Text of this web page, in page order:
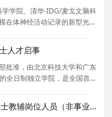
学院、清华-IDG/麦戈文脑科
在体神经活动记录的新型光学
介观显微成像系统以及神经
学
人才启事
批准，由北京科技大学和广东
全日制独立学院，是全国首
一。学校位于天津市宝坻区
平方米
内蒙古大学2026年招聘32名控制数博士教辅岗位人员（非事业编制）公告